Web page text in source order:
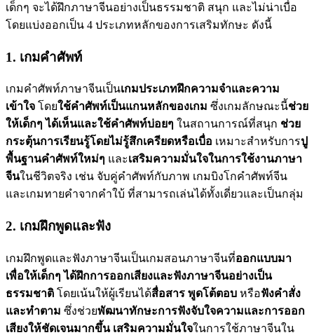
เด็กๆ จะได้ฝึกภาษาจีนอย่างเป็นธรรมชาติ สนุก และไม่น่าเบื่อ
โดยแบ่งออกเป็น 4 ประเภทหลักของการเสริมทักษะ ดังนี้
1. เกมคำศัพท์
เกมคำศัพท์ภาษาจีนเป็นเกมประเภทฝึกความจำและความ
เข้าใจ โดยใช้คำศัพท์เป็นแกนหลักของเกม ซึ่งเกมลักษณะนี้ช่วย
ให้เด็กๆ ได้เห็นและใช้คำศัพท์บ่อยๆ ในสถานการณ์ที่สนุก ช่วย
กระตุ้นการเรียนรู้โดยไม่รู้สึกเครียดหรือเบื่อ เหมาะสำหรับการปู
พื้นฐานคำศัพท์ใหม่ๆ และเสริมความมั่นใจในการใช้งานภาษา
จีนในชีวิตจริง เช่น จับคู่คำศัพท์กับภาพ เกมบิงโกคำศัพท์จีน
และเกมทายคำจากคำใบ้ ที่สามารถเล่นได้ทั้งเดี่ยวและเป็นกลุ่ม
2. เกมฝึกพูดและฟัง
เกมฝึกพูดและฟังภาษาจีนเป็นเกมสอนภาษาจีนที่ออกแบบมา
เพื่อให้เด็กๆ ได้ฝึกการออกเสียงและฟังภาษาจีนอย่างเป็น
ธรรมชาติ โดยเน้นให้ผู้เรียนได้สื่อสาร พูดโต้ตอบ หรือฟังคำสั่ง
และทำตาม ซึ่งช่วยพัฒนาทักษะการฟังจับใจความและการออก
เสียงให้ชัดเจนมากขึ้น เสริมความมั่นใจในการใช้ภาษาจีนใน